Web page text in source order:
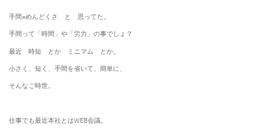
手間=めんどくさ と 思ってた。
手間って「時間」や「労力」の事でしょ？
最近 時短 とか ミニマム とか。
小さく、短く、手間を省いて、簡単に、
そんなご時世。
仕事でも最近本社とはWEB会議。